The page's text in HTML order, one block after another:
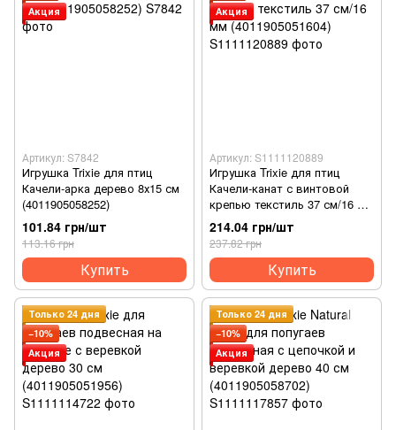
Акция
Артикул: S7842
Игрушка Trixie для птиц
Качели-арка дерево 8х15 см
(4011905058252)
101.84 грн/шт
113.16 грн
Купить
Акция
Артикул: S1111120889
Игрушка Trixie для птиц
Качели-канат с винтовой
крепью текстиль 37 см/16 мм
(4011905051604)
214.04 грн/шт
237.82 грн
Купить
Только 24 дня
−10%
Акция
Только 24 дня
−10%
Акция